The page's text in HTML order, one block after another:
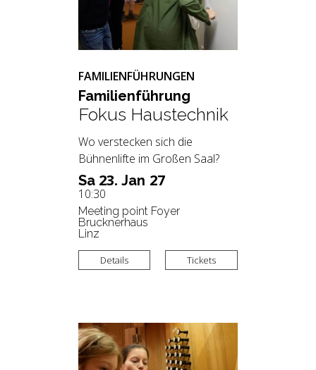
Sa 23. Jan 27
10:30
Meeting point Foyer
Brucknerhaus
Linz
FAMILIENFÜHRUNGEN
Fa­mi­li­en­füh­rung
Fokus Haustechnik
Wo verstecken sich die
Bühnenlifte im Großen Saal?
Details Tickets